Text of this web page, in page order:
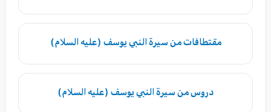
مقتطافات من سيرة النبي يوسف (عليه السلام)
دروس من سيرة النبي يوسف (عليه السلام)